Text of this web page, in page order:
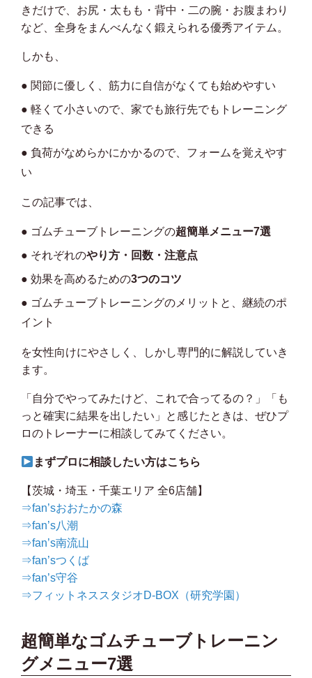
きだけで、お尻・太もも・背中・二の腕・お腹まわり
など、全身をまんべんなく鍛えられる優秀アイテム。
しかも、
● 関節に優しく、筋力に自信がなくても始めやすい
● 軽くて小さいので、家でも旅行先でもトレーニング
できる
● 負荷がなめらかにかかるので、フォームを覚えやす
い
この記事では、
● ゴムチューブトレーニングの超簡単メニュー7選
● それぞれのやり方・回数・注意点
● 効果を高めるための3つのコツ
● ゴムチューブトレーニングのメリットと、継続のポ
イント
を女性向けにやさしく、しかし専門的に解説していき
ます。
「自分でやってみたけど、これで合ってるの？」「も
っと確実に結果を出したい」と感じたときは、ぜひプ
ロのトレーナーに相談してみてください。
まずプロに相談したい方はこちら
【茨城・埼玉・千葉エリア 全6店舗】
⇒fan’sおおたかの森
⇒fan’s八潮
⇒fan’s南流山
⇒fan’sつくば
⇒fan’s守谷
⇒フィットネススタジオD-BOX（研究学園）
超簡単なゴムチューブトレーニン
グメニュー7選